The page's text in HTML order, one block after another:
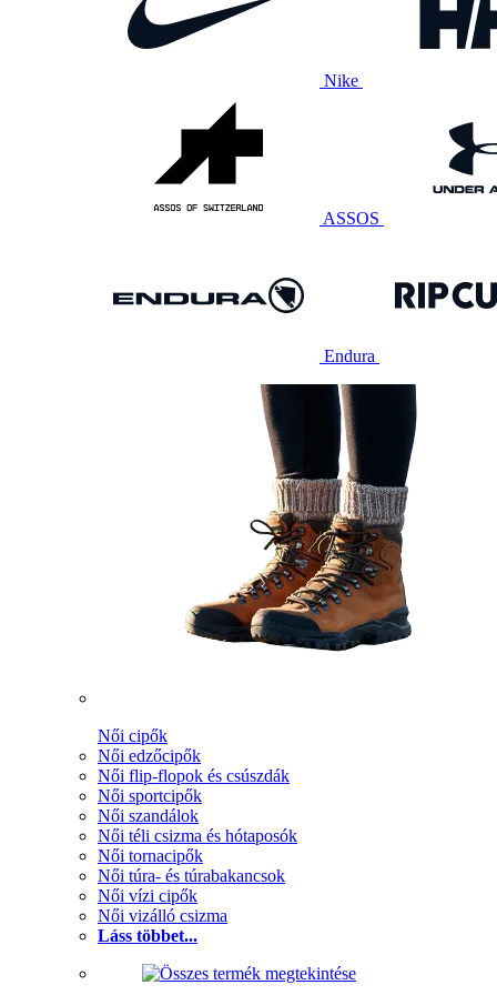
Nike
ASSOS
Endura
Női cipők
Női edzőcipők
Női flip-flopok és csúszdák
Női sportcipők
Női szandálok
Női téli csizma és hótaposók
Női tornacipők
Női túra- és túrabakancsok
Női vízi cipők
Női vizálló csizma
Láss többet...